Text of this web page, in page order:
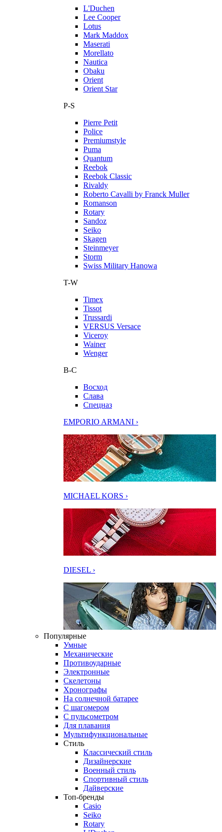
L'Duchen
Lee Cooper
Lotus
Mark Maddox
Maserati
Morellato
Nautica
Obaku
Orient
Orient Star
P-S
Pierre Petit
Police
Premiumstyle
Puma
Quantum
Reebok
Reebok Classic
Rivaldy
Roberto Cavalli by Franck Muller
Romanson
Rotary
Sandoz
Seiko
Skagen
Steinmeyer
Storm
Swiss Military Hanowa
T-W
Timex
Tissot
Trussardi
VERSUS Versace
Viceroy
Wainer
Wenger
В-С
Восход
Слава
Спецназ
EMPORIO ARMANI ›
MICHAEL KORS ›
DIESEL ›
Популярные
Умные
Механические
Противоударные
Электронные
Скелетоны
Хронографы
На солнечной батарее
С шагомером
С пульсометром
Для плавания
Мультифункциональные
Стиль
Классический стиль
Дизайнерские
Военный стиль
Спортивный стиль
Дайверские
Топ-бренды
Casio
Seiko
Rotary